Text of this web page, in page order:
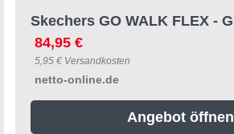
84,95 €
5,95 € Versandkosten
netto-online.de
Angebot öffnen